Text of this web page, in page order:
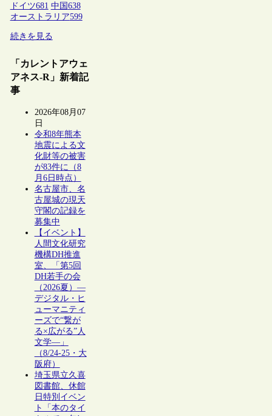
ドイツ681 中国638
オーストラリア599
続きを見る
「カレントアウェ
アネス-R」新着記
事
2026年08月07
日
令和8年熊本
地震による文
化財等の被害
が83件に（8
月6日時点）
名古屋市、名
古屋城の現天
守閣の記録を
募集中
【イベント】
人間文化研究
機構DH推進
室、「第5回
DH若手の会
（2026夏）―
デジタル・ヒ
ューマニティ
ーズで“繋が
る×広がる”人
文学―」
（8/24-25・大
阪府）
埼玉県立久喜
図書館、休館
日特別イベン
ト「本のタイ